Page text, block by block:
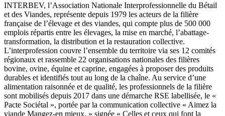
INTERBEV, l’Association Nationale Interprofessionnelle du Bétail
et des Viandes, représente depuis 1979 les acteurs de la filière
française de l’élevage et des viandes, qui compte plus de 500 000
emplois répartis entre les élevages, la mise en marché, l’abattage-
transformation, la distribution et la restauration collective.
L’interprofession couvre l’ensemble du territoire via ses 12 comités
régionaux et rassemble 22 organisations nationales des filières
bovine, ovine, équine et caprine, engagées à proposer des produits
durables et identifiés tout au long de la chaîne. Au service d’une
alimentation raisonnée et de qualité, les professionnels de la filière
sont mobilisés depuis 2017 dans une démarche RSE labellisée, le «
Pacte Sociétal », portée par la communication collective « Aimez la
viande Mangez-en mieux. » signée « Celles et ceux qui font la